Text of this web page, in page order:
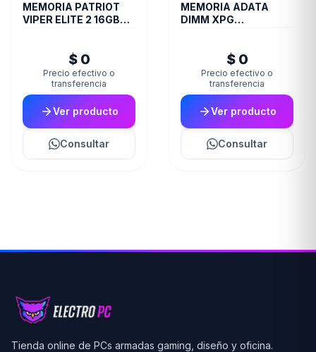
MEMORIA PATRIOT
VIPER ELITE 2 16GB
PE000826$ 0
Precio efectivo o
transferencia
Ver producto
Consultar
MEMORIA ADATA
DIMM XPG
$ 0
Precio efectivo o
transferencia
Ver producto
Consultar
Tienda online de PCs armadas gaming, diseño y oficina.